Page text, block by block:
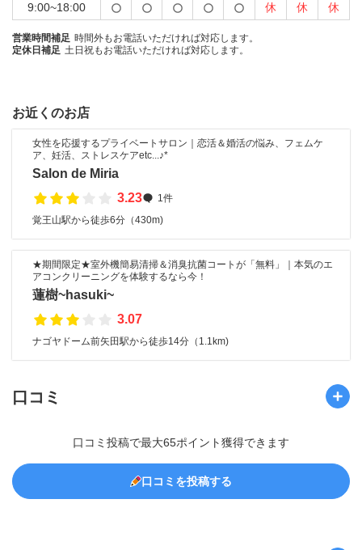
9:00~18:00
休 休 休
営業時間補足 時間外もお電話いただければ対応します。
定休日補足 土日祝もお電話いただければ対応します。
お近くのお店
女性を応援するプライベートサロン｜恋活＆婚活の悩み、フェムケ
ア、妊活、ストレスケアetc...♪*
Salon de Miria
3.23
1件
覚王山駅から徒歩6分（430m)
★期間限定★室外機簡易清掃＆消臭抗菌コートが「無料」｜本気のエ
アコンクリーニングを体験するなら今！
蓮樹~hasuki~
3.07
ナゴヤドーム前矢田駅から徒歩14分（1.1km)
口コミ
口コミ投稿で最大65ポイント獲得できます
口コミを投稿する